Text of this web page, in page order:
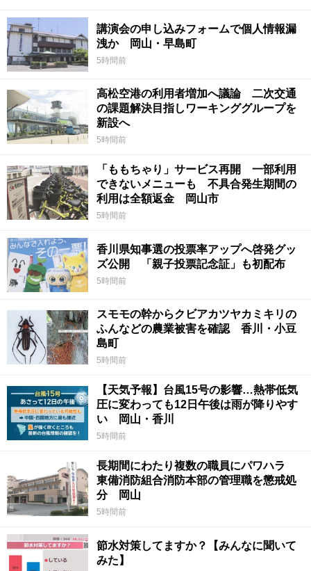
講演会の申し込みフォームで個人情報漏
洩か 岡山・早島町
5時間前
高松空港の利用者増加へ議論 二次交通
の課題解決目指しワーキンググループを
新設へ
5時間前
「ももちゃり」サービス再開 一部利用
できないメニューも 不具合発生期間の
利用は全額返金 岡山市
5時間前
香川県知事選の投票率アップへ啓発グッ
ズ公開 「親子投票記念証」も初配布
5時間前
スモモの幹からクビアカツヤカミキリの
ふんなどの農業被害を確認 香川・小豆
島町
5時間前
【天気予報】台風15号の影響…熱帯低気
圧に変わっても12日午後は雨が降りやす
い 岡山・香川
5時間前
長期間にわたり複数の職員にパワハラ
東備消防組合消防本部の管理職を懲戒処
分 岡山
5時間前
節水対策してますか？【みんなに聞いて
みた】